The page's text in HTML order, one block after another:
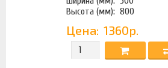
Высота (мм): 800
Цена: 1360р.